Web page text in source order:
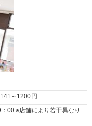
～ 1200円
異なり